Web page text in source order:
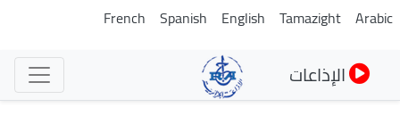
تجاوز
Arabic
Tamazight
English
Spanish
French
الإذاعات